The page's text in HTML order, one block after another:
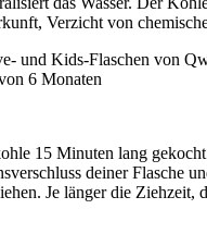
Verzicht von
und Kids-Flaschen von
6 Monaten
15 Minuten lang
deiner Flasche
Je länger die Ziehzeit,